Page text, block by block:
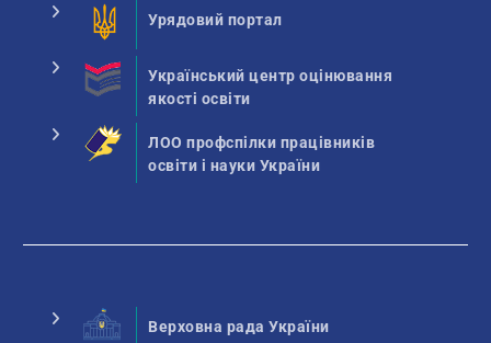
Урядовий портал
Український центр оцінювання
якості освіти
ЛОО профспілки працівників
освіти і науки України
Верховна рада України